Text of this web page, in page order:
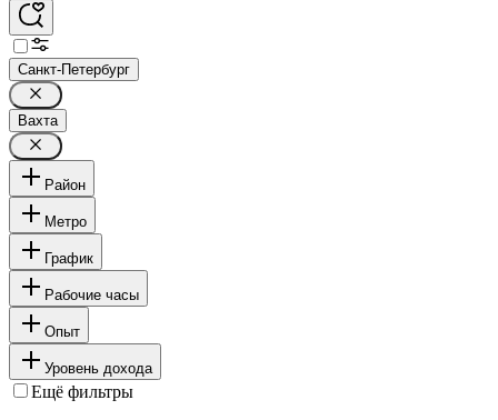
Санкт-Петербург
Вахта
Район
Метро
График
Рабочие часы
Опыт
Уровень дохода
Ещё фильтры